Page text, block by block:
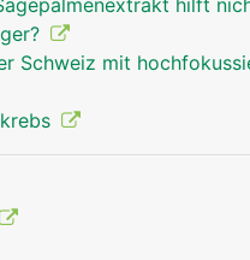
hilft
Schweiz mit